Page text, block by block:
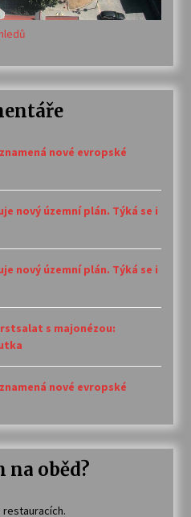
nové evropské
nový územní plán. Týká se i
nový územní plán. Týká se i
s majonézou:
nové evropské
oběd?
restauracích.